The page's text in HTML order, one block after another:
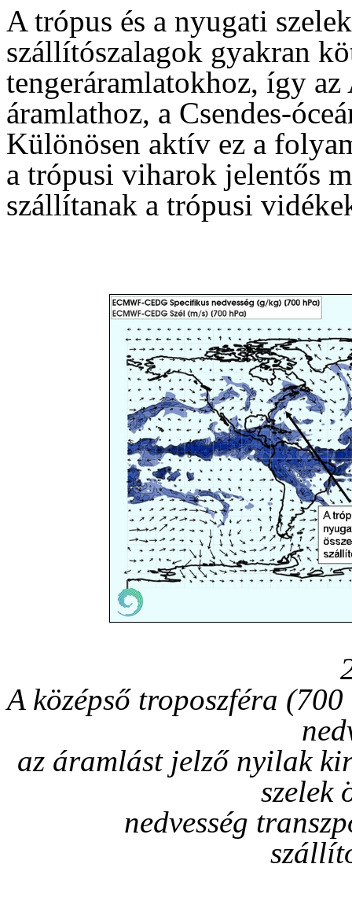
A trópus és a nyugati
szállítószalagok gyakran
tengeráramlatokhoz, így
áramlathoz, a Csendes-
Különösen aktív ez a
a trópusi viharok jelentős
szállítanak a trópusi
A középső troposzféra
az áramlást jelző nyilak
szelek
nedvesség